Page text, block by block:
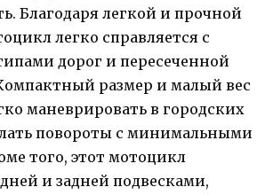
Благодаря легкой и прочной
легко справляется с
дорог и пересеченной
размер и малый вес
маневрировать в городских
повороты с минимальными
того, этот мотоцикл
и задней подвесками,